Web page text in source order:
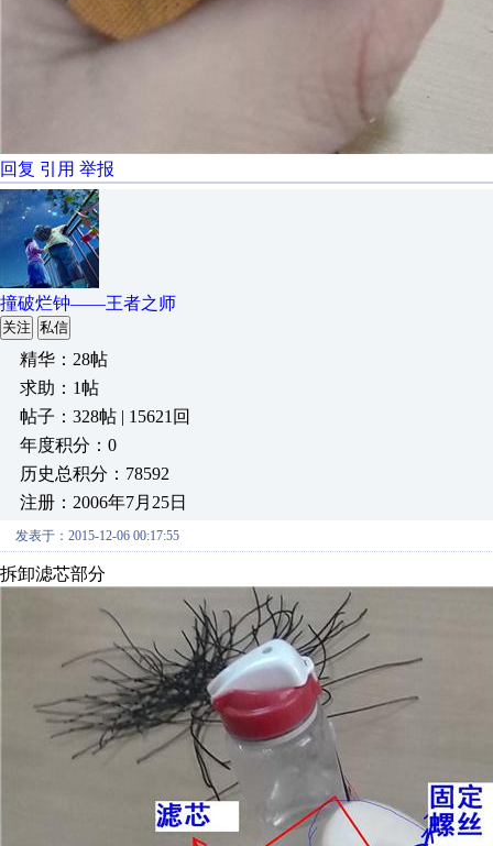
回复 引用 举报
撞破烂钟——王者之师
关注 私信
精华：28帖
求助：1帖
帖子：328帖 | 15621回
年度积分：0
历史总积分：78592
注册：2006年7月25日
发表于：2015-12-06 00:17:55
拆卸滤芯部分